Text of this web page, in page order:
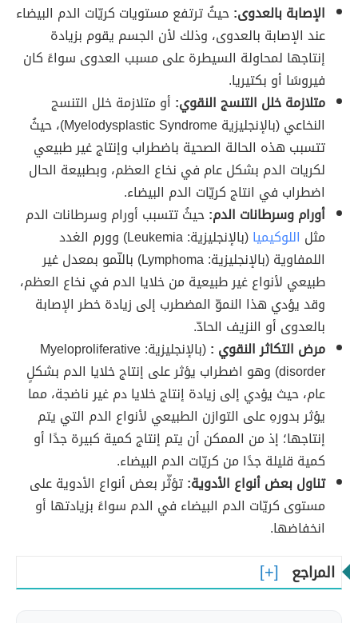
الإصابة بالعدوى:حيثُ ترتفع مستويات كريّات الدم البيضاء
عند الإصابة بالعدوى، وذلك لأن الجسم يقوم بزيادة
إنتاجها لمحاولة السيطرة على مسبب العدوى سواءً كان
فيروسًا أو بكتيريا.
متلازمة خلل التنسج النقوي: أو متلازمة خلل التنسج
النخاعي (بالإنجليزية Myelodysplastic Syndrome)، حيثُ
تتسبب هذه الحالة الصحية باضطراب وإنتاج غير طبيعي
لكريات الدم بشكل عام في نخاع العظم، وبطبيعة الحال
اضطراب في انتاج كريّات الدم البيضاء.
أورام وسرطانات الدم:حيثُ تتسبب أورام وسرطانات الدم
مثل اللوكيميا
(بالإنجليزية: Leukemia) وورم الغدد
اللمفاوية (بالإنجليزية: Lymphoma) بالنّمو بمعدل غير
طبيعي لأنواع غير طبيعية من خلايا الدم في نخاع العظم،
وقد يؤدي هذا النموّ المضطرب إلى زيادة خطر الإصابة
بالعدوى أو النزيف الحادّ.
مرض التكاثر النقوي :
(بالإنجليزية: Myeloproliferative
disorder) وهو اضطراب يؤثر على إنتاج خلايا الدم بشكلٍ
عام، حيث يؤدي إلى زيادة إنتاج خلايا دم غير ناضجة، مما
يؤثر بدورهِ على التوازن الطبيعي لأنواع الدم التي يتم
إنتاجها؛ إذ من الممكن أن يتم إنتاج كمية كبيرة جدًا أو
كمية قليلة جدًا من كريّات الدم البيضاء.
تناول بعض أنواع الأدوية:تؤثّر بعض أنواع الأدوية على
مستوى كريّات الدم البيضاء في الدم سواءً بزيادتها أو
انخفاضها.
المراجع